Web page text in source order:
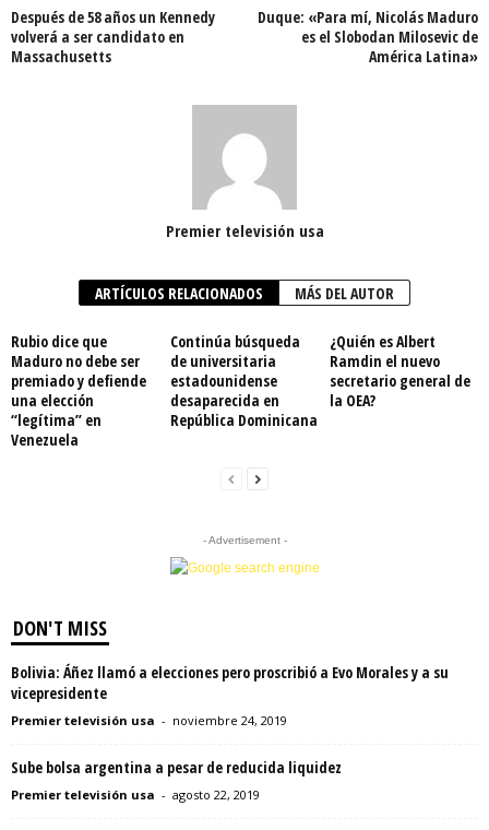
Después de 58 años un Kennedy
volverá a ser candidato en
Massachusetts
Duque: «Para mí, Nicolás Maduro
es el Slobodan Milosevic de
América Latina»
Premier televisión usa
ARTÍCULOS RELACIONADOS MÁS DEL AUTOR
Rubio dice que
Maduro no debe ser
premiado y defiende
una elección
“legítima” en
Venezuela
Continúa búsqueda
de universitaria
estadounidense
desaparecida en
República Dominicana
¿Quién es Albert
Ramdin el nuevo
secretario general de
la OEA?
- Advertisement -
DON'T MISS
Bolivia: Áñez llamó a elecciones pero proscribió a Evo Morales y a su
vicepresidente
Premier televisión usa - noviembre 24, 2019
Sube bolsa argentina a pesar de reducida liquidez
Premier televisión usa - agosto 22, 2019